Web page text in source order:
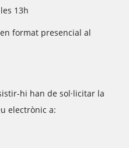
13h
format presencial al
hi han de sol·licitar la
electrònic a: